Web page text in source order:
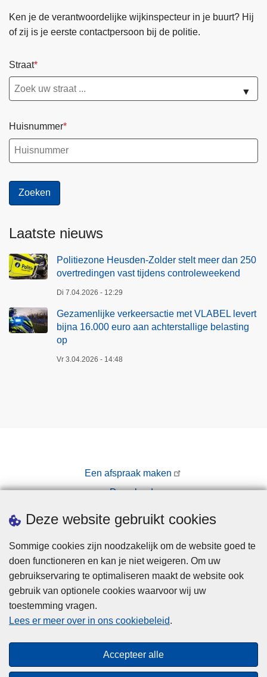
Deze website gebruikt cookies
Sommige cookies zijn noodzakelijk om de website goed te
doen functioneren en kan je niet weigeren. Om uw
gebruikservaring te optimaliseren maakt de website ook
gebruik van optionele cookies waarvoor wij uw
toestemming vragen.
Lees er meer over in ons cookiebeleid.
Accepteer alle
Ken je de verantwoordelijke wijkinspecteur in je buurt? Hij
of zij is je eerste contactpersoon bij de politie.
Straat
▼
Huisnummer
Laatste nieuws
Politiezone Heusden-Zolder stelt meer dan 250
overtredingen vast tijdens controleweekend
Di 7.04.2026 - 12:29
Gezamenlijke verkeersactie met VLABEL levert
bijna 16.000 euro aan achterstallige belasting
op
Vr 3.04.2026 - 14:48
Een afspraak maken
Downloads
Privacy
Cookies
Toegankelijkheid